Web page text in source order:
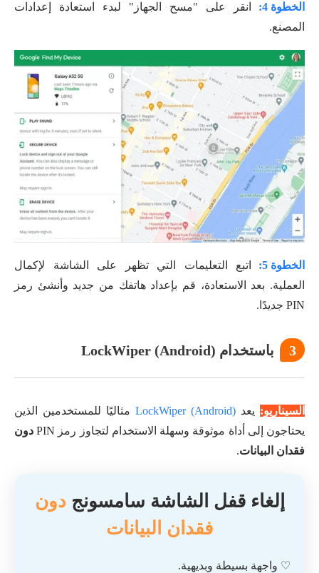
الخطوة 4:
انقر على "مسح الجهاز" لبدء استعادة إعدادات
المصنع.
الخطوة 5:
اتبع التعليمات التي تظهر على الشاشة لإكمال
العملية. بعد الاستعادة، قم بإعداد هاتفك من جديد وأنشئ رمز
PIN جديدًا.
3 باستخدام LockWiper (Android)
السيناريو: يعد LockWiper (Android) مثاليًا للمستخدمين الذين
يحتاجون إلى أداة موثوقة وسهلة الاستخدام لتجاوز رمز PIN
دون
فقدان البيانات.
إلغاء قفل الشاشة سامسونجدون
فقدان البيانات
♡ واجهة بسيطة وبديهية.